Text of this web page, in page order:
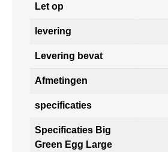
Let op
levering
Levering bevat
Afmetingen
specificaties
Specificaties Big
Green Egg Large